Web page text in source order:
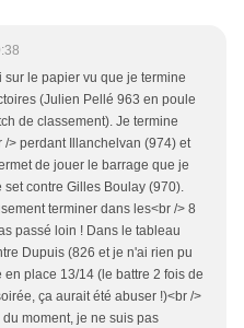
sur le papier vu que je termine
(Julien Pellé 963 en poule
de classement). Je termine
> perdant Illanchelvan (974) et
de jouer le barrage que je
contre Gilles Boulay (970).
terminer dans les<br /> 8
passé loin ! Dans le tableau
Dupuis (826 et je n'ai rien pu
place 13/14 (le battre 2 fois de
ça aurait été abuser !)<br />
moment, je ne suis pas